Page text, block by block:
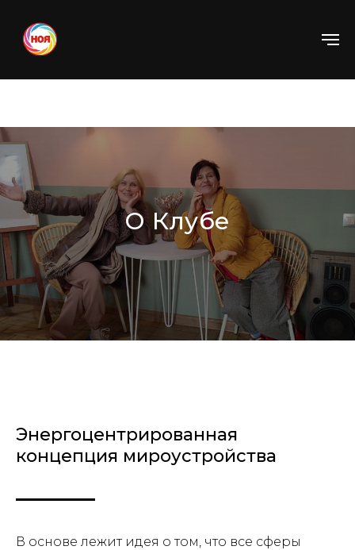
О Клубе
Энергоцентрированная
концепция мироустройства
В основе лежит идея о том, что все сферы